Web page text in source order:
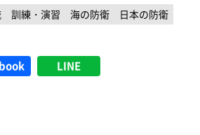
訓練・演習 海の防衛
日本の防衛
LINE